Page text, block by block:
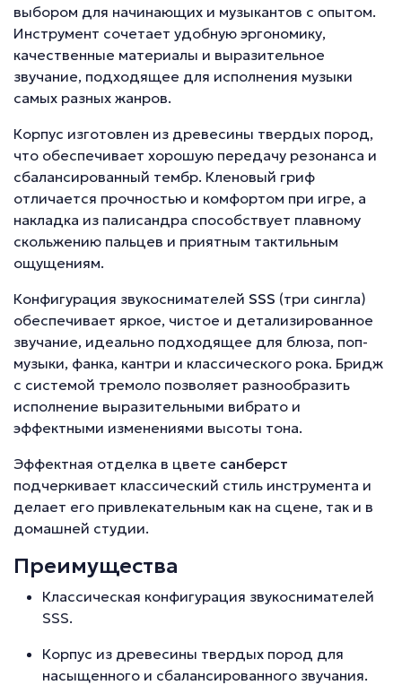
выбором для начинающих и музыкантов с опытом.
Инструмент сочетает удобную эргономику,
качественные материалы и выразительное
звучание, подходящее для исполнения музыки
самых разных жанров.
Корпус изготовлен из древесины твердых пород,
что обеспечивает хорошую передачу резонанса и
сбалансированный тембр. Кленовый гриф
отличается прочностью и комфортом при игре, а
накладка из палисандра способствует плавному
скольжению пальцев и приятным тактильным
ощущениям.
Конфигурация звукоснимателей SSS (три сингла)
обеспечивает яркое, чистое и детализированное
звучание, идеально подходящее для блюза, поп-
музыки, фанка, кантри и классического рока. Бридж
с системой тремоло позволяет разнообразить
исполнение выразительными вибрато и
эффектными изменениями высоты тона.
Эффектная отделка в цвете санберст
подчеркивает классический стиль инструмента и
делает его привлекательным как на сцене, так и в
домашней студии.
Преимущества
Классическая конфигурация звукоснимателей
SSS.
Корпус из древесины твердых пород для
насыщенного и сбалансированного звучания.